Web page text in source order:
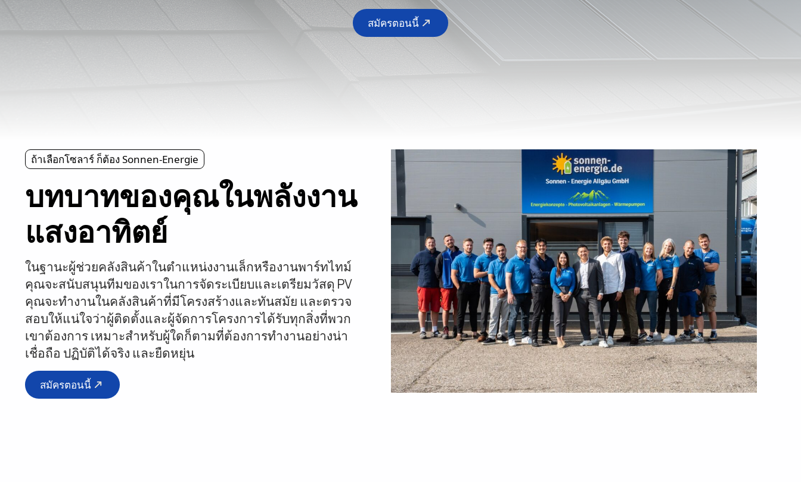
สมัครตอนนี้
ถ้าเลือกโซลาร์ ก็ต้อง Sonnen-Energie
บทบาทของคุณในพลังงาน
แสงอาทิตย์
ในฐานะผู้ช่วยคลังสินค้าในตำแหน่งงานเล็กหรืองานพาร์ทไทม์
คุณจะสนับสนุนทีมของเราในการจัดระเบียบและเตรียมวัสดุ PV
คุณจะทำงานในคลังสินค้าที่มีโครงสร้างและทันสมัย และตรวจ
สอบให้แน่ใจว่าผู้ติดตั้งและผู้จัดการโครงการได้รับทุกสิ่งที่พวก
เขาต้องการ เหมาะสำหรับผู้ใดก็ตามที่ต้องการทำงานอย่างน่า
เชื่อถือ ปฏิบัติได้จริง และยืดหยุ่น
สมัครตอนนี้